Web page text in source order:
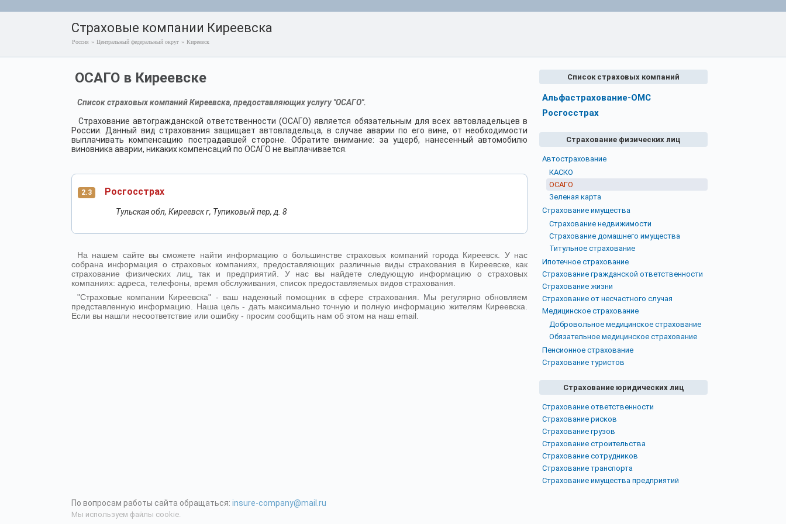
Страховые компании Киреевска
Россия » Центральный федеральный округ » Киреевск
ОСАГО в Киреевске
Список страховых компаний Киреевска, предоставляющих услугу "ОСАГО".
Страхование автогражданской ответственности (ОСАГО) является обязательным для всех автовладельцев в
России. Данный вид страхования защищает автовладельца, в случае аварии по его вине, от необходимости
выплачивать компенсацию пострадавшей стороне. Обратите внимание: за ущерб, нанесенный автомобилю
виновника аварии, никаких компенсаций по ОСАГО не выплачивается.
2.3 Росгосстрах
Тульская обл, Киреевск г, Тупиковый пер, д. 8
На нашем сайте вы сможете найти информацию о большинстве страховых компаний города Киреевск. У нас
собрана информация о страховых компаниях, предоставляющих различные виды страхования в Киреевске, как
страхование физических лиц, так и предприятий. У нас вы найдете следующую информацию о страховых
компаниях: адреса, телефоны, время обслуживания, список предоставляемых видов страхования.
"Страховые компании Киреевска" - ваш надежный помощник в сфере страхования. Мы регулярно обновляем
представленную информацию. Наша цель - дать максимально точную и полную информацию жителям Киреевска.
Если вы нашли несоответствие или ошибку - просим сообщить нам об этом на наш email.
Список страховых компаний
Альфастрахование-ОМС
Росгосстрах
Страхование физических лиц
Автострахование
КАСКО
ОСАГО
Зеленая карта
Страхование имущества
Страхование недвижимости
Страхование домашнего имущества
Титульное страхование
Ипотечное страхование
Страхование гражданской ответственности
Страхование жизни
Страхование от несчастного случая
Медицинское страхование
Добровольное медицинское страхование
Обязательное медицинское страхование
Пенсионное страхование
Страхование туристов
Страхование юридических лиц
Страхование ответственности
Страхование рисков
Страхование грузов
Страхование строительства
Страхование сотрудников
Страхование транспорта
Страхование имущества предприятий
По вопросам работы сайта обращаться: insure-company@mail.ru
Мы используем файлы cookie.